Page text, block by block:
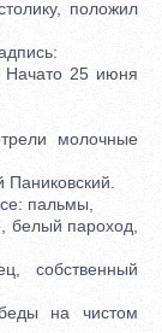
положил
25 июня
молочные
пальмы,
белый пароход,
собственный
на чистом